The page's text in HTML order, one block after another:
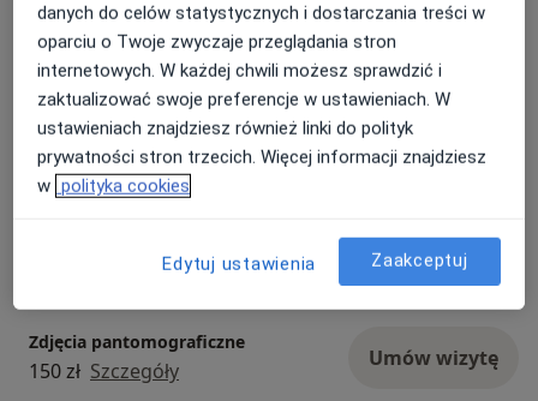
Badania stomatologiczne
150 zł Szczegóły Umów wizytę
Zdjęcie 3D CBC
Od 350 zł Szczegóły Umów wizytę
Szczegóły
Umów wizytę
Zdjęcia pantomograficzne
150 zł Szczegóły Umów wizytę
danych do celów statystycznych i dostarczania treści w
oparciu o Twoje zwyczaje przeglądania stron
internetowych. W każdej chwili możesz sprawdzić i
zaktualizować swoje preferencje w ustawieniach. W
ustawieniach znajdziesz również linki do polityk
prywatności stron trzecich. Więcej informacji znajdziesz
w polityka cookies
Edytuj ustawienia Zaakceptuj